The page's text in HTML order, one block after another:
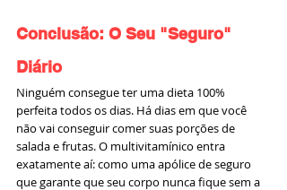
Conclusão: O Seu "Seguro"
Diário
Ninguém consegue ter uma dieta 100%
perfeita todos os dias. Há dias em que você
não vai conseguir comer suas porções de
salada e frutas. O multivitamínico entra
exatamente aí: como uma apólice de seguro
que garante que seu corpo nunca fique sem a